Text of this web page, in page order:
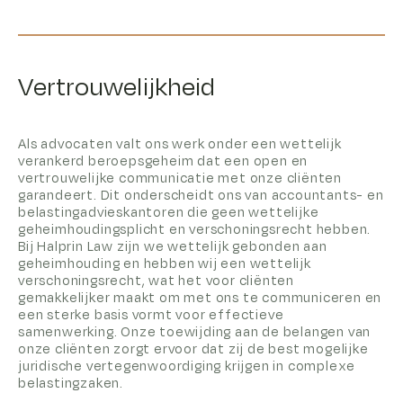
Vertrouwelijkheid
Als advocaten valt ons werk onder een wettelijk
verankerd beroepsgeheim dat een open en
vertrouwelijke communicatie met onze cliënten
garandeert. Dit onderscheidt ons van accountants- en
belastingadvieskantoren die geen wettelijke
geheimhoudingsplicht en verschoningsrecht hebben.
Bij Halprin Law zijn we wettelijk gebonden aan
geheimhouding en hebben wij een wettelijk
verschoningsrecht, wat het voor cliënten
gemakkelijker maakt om met ons te communiceren en
een sterke basis vormt voor effectieve
samenwerking. Onze toewijding aan de belangen van
onze cliënten zorgt ervoor dat zij de best mogelijke
juridische vertegenwoordiging krijgen in complexe
belastingzaken.